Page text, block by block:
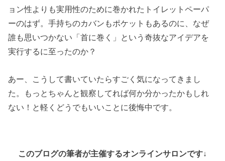
ョン性よりも実用性のために巻かれたトイレットペーパ
ーのはず。手持ちのカバンもポケットもあるのに、なぜ
誰も思いつかない「首に巻く」という奇抜なアイデアを
実行するに至ったのか？
あー、こうして書いていたらすごく気になってきまし
た。もっとちゃんと観察してれば何か分かったかもしれ
ない！と軽くどうでもいいことに後悔中です。
このブログの筆者が主催するオンラインサロンです↓